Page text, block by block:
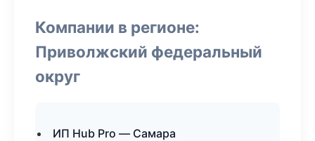
Компании в регионе:
Приволжский федеральный
округ
ИП Hub Pro — Самара